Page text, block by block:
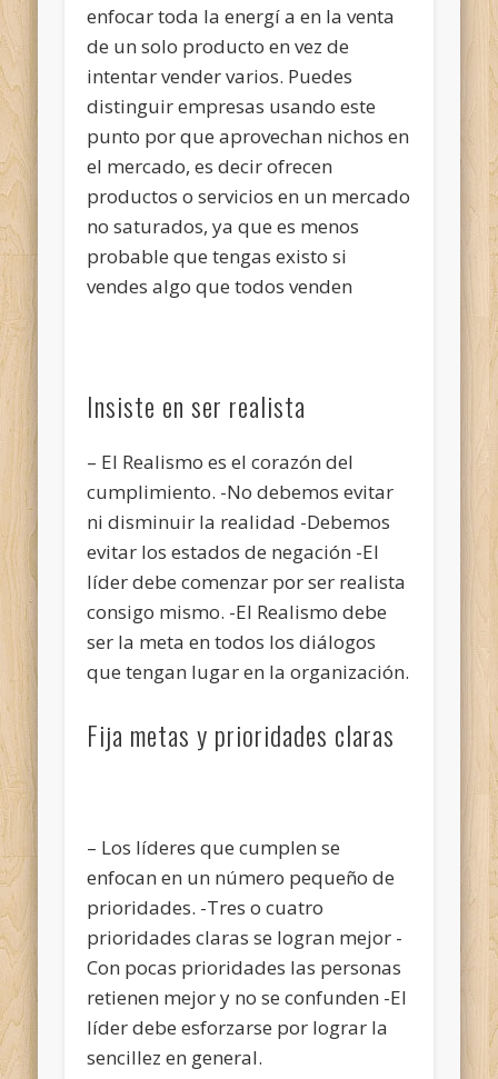
enfocar toda la energí a en la venta
de un solo producto en vez de
intentar vender varios. Puedes
distinguir empresas usando este
punto por que aprovechan nichos en
el mercado, es decir ofrecen
productos o servicios en un mercado
no saturados, ya que es menos
probable que tengas existo si
vendes algo que todos venden
Insiste en ser realista
– El Realismo es el corazón del
cumplimiento. -No debemos evitar
ni disminuir la realidad -Debemos
evitar los estados de negación -El
líder debe comenzar por ser realista
consigo mismo. -El Realismo debe
ser la meta en todos los diálogos
que tengan lugar en la organización.
Fija metas y prioridades claras
– Los líderes que cumplen se
enfocan en un número pequeño de
prioridades. -Tres o cuatro
prioridades claras se logran mejor -
Con pocas prioridades las personas
retienen mejor y no se confunden -El
líder debe esforzarse por lograr la
sencillez en general.